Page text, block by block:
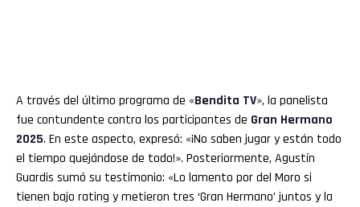
A través del último programa de «Bendita TV», la panelista
fue contundente contra los participantes de Gran Hermano
2025. En este aspecto, expresó: «¡No saben jugar y están todo
el tiempo quejándose de todo!». Posteriormente, Agustín
Guardis sumó su testimonio: «Lo lamento por del Moro si
tienen bajo rating y metieron tres ‘Gran Hermano’ juntos y la